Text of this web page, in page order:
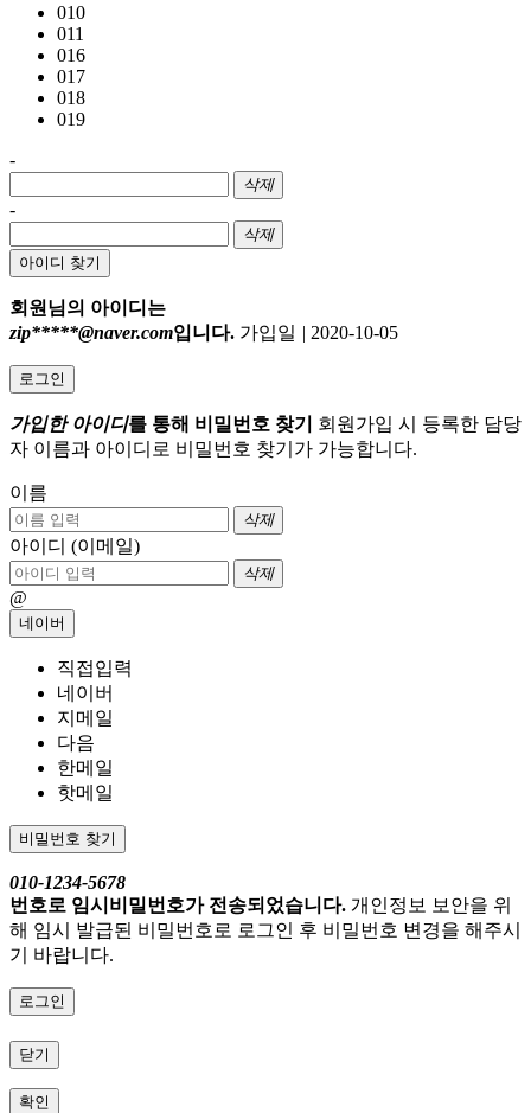
010
011
016
017
018
019
-
삭제
-
삭제
아이디 찾기
회원님의 아이디는
zip*****@naver.com입니다. 가입일 | 2020-10-05
로그인
가입한 아이디를 통해 비밀번호 찾기
회원가입 시 등록한 담당
자 이름과 아이디로 비밀번호 찾기가 가능합니다.
이름
삭제
아이디 (이메일)
삭제
@
네이버
직접입력
네이버
지메일
다음
한메일
핫메일
비밀번호 찾기
010-1234-5678
번호로 임시비밀번호가 전송되었습니다. 개인정보 보안을 위
해 임시 발급된 비밀번호로 로그인 후 비밀번호 변경을 해주시
기 바랍니다.
로그인
닫기
확인